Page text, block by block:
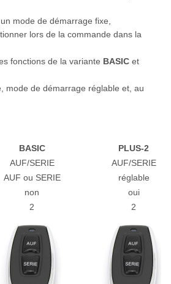
mode de démarrage fixe,
lors de la commande dans la
fonctions de la variante BASIC et
mode de démarrage réglable et, au
BASIC
PLUS-2
AUF/SERIE
AUF/SERIE
AUF ou SERIE
réglable
non
oui
2 2